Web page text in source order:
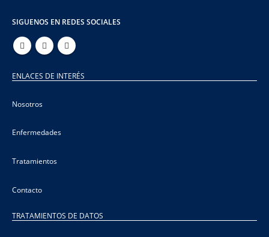
SIGUENOS EN REDES SOCIALES
ENLACES DE INTERÉS
Nosotros
Enfermedades
Tratamientos
Contacto
TRATAMIENTOS DE DATOS